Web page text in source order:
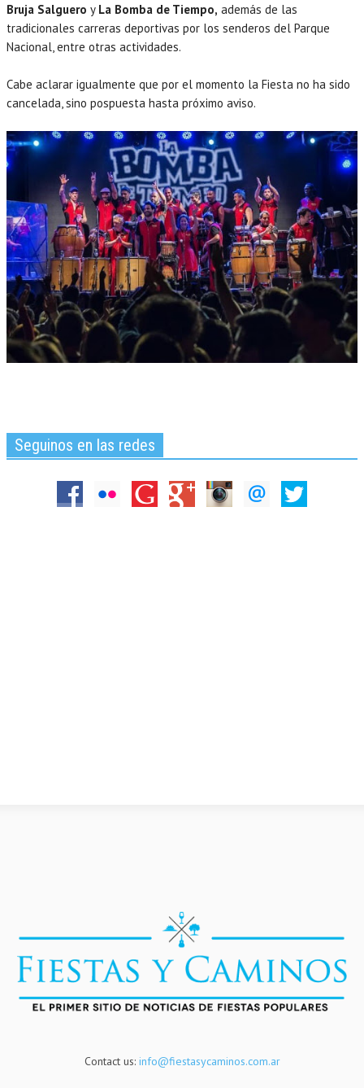
Bruja Salguero y La Bomba de Tiempo, además de las
tradicionales carreras deportivas por los senderos del Parque
Nacional, entre otras actividades.
Cabe aclarar igualmente que por el momento la Fiesta no ha sido
cancelada, sino pospuesta hasta próximo aviso.
Seguinos en las redes
Contact us: info@fiestasycaminos.com.ar